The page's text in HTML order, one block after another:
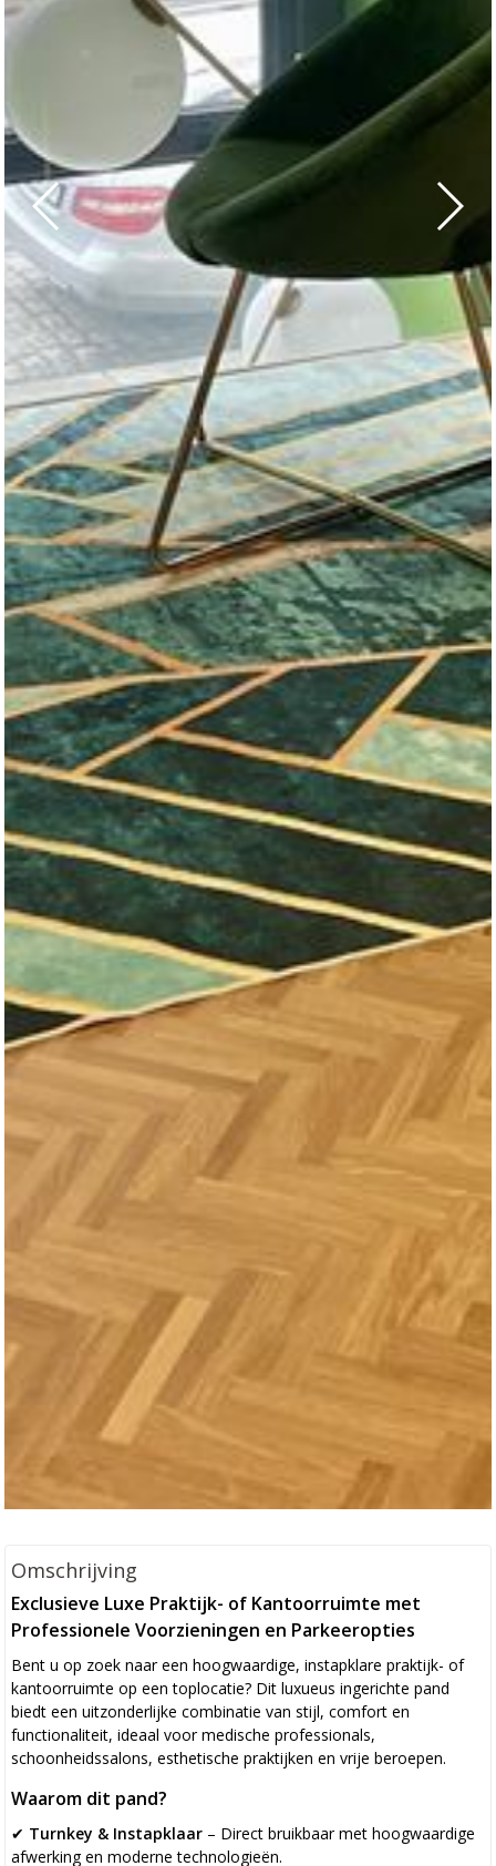
Omschrijving
Exclusieve Luxe Praktijk- of Kantoorruimte met
Professionele Voorzieningen en Parkeeropties
Bent u op zoek naar een hoogwaardige, instapklare praktijk- of
kantoorruimte op een toplocatie? Dit luxueus ingerichte pand
biedt een uitzonderlijke combinatie van stijl, comfort en
functionaliteit, ideaal voor medische professionals,
schoonheidssalons, esthetische praktijken en vrije beroepen.
Waarom dit pand?
✔ Turnkey & Instapklaar – Direct bruikbaar met hoogwaardige
afwerking en moderne technologieën.